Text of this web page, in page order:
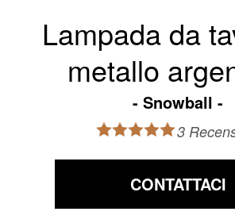
Lampada da
metallo
Snowball
3
CONTATTACI